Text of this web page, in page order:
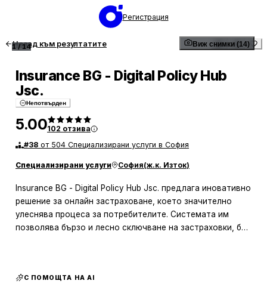
Регистрация
Назад към резултатите
1/14 Виж снимки (14)
Insurance BG - Digital Policy Hub
Jsc.
Непотвърден
5.00102 отзива
#38 от 504 Специализирани услуги в София
Специализирани услуги София(ж.к. Изток)
Insurance BG - Digital Policy Hub Jsc. предлага иновативно
решение за онлайн застраховане, което значително
улеснява процеса за потребителите. Системата им
позволява бързо и лесно сключване на застраховки, без
безпроблемен и ефективен.
С ПОМОЩТА НА AI